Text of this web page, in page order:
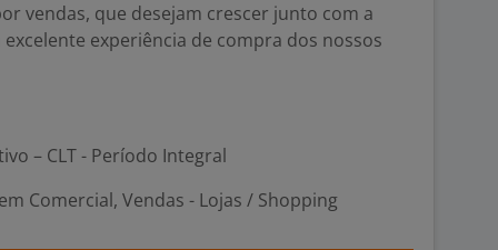
vendas, que desejam crescer junto com a
experiência de compra dos nossos
– CLT - Período Integral
Comercial, Vendas - Lojas / Shopping